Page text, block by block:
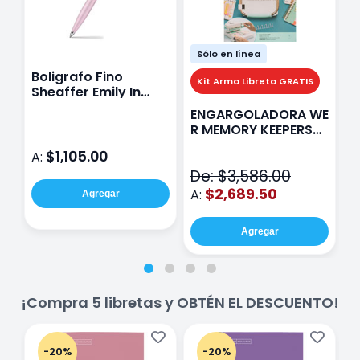
Boligrafo Fino
Sheaffer Emily In
A: $1,105.00
Agregar
Sólo en línea
Kit Arma Libreta GRATIS
ENGARGOLADORA WE
R MEMORY KEEPERS
De: $3,586.00
A: $2,689.50
Agregar
¡Compra 5 libretas y OBTÉN EL DESCUENTO!
-20% -20%